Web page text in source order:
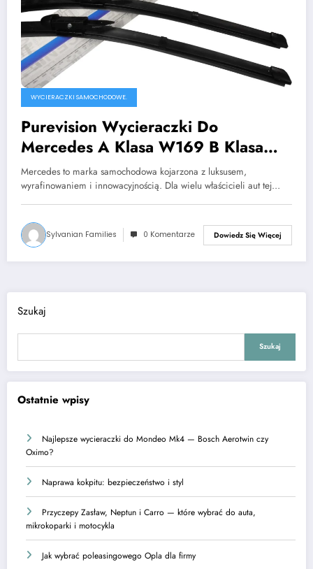
WYCIERACZKI SAMOCHODOWE.
Purevision Wycieraczki Do
Mercedes A Klasa W169 B Klasa
Vaneo
Mercedes to marka samochodowa kojarzona z luksusem,
wyrafinowaniem i innowacyjnością. Dla wielu właścicieli aut tej…
Sylvanian Families 0 Komentarze Dowiedz Się Więcej
Szukaj
Szukaj
Ostatnie wpisy
Najlepsze wycieraczki do Mondeo Mk4 — Bosch Aerotwin czy
Oximo?
Naprawa kokpitu: bezpieczeństwo i styl
Przyczepy Zasław, Neptun i Carro — które wybrać do auta,
mikrokoparki i motocykla
Jak wybrać poleasingowego Opla dla firmy